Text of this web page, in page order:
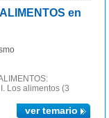
en
ALIMENTOS:
Los alimentos (3
ver temario